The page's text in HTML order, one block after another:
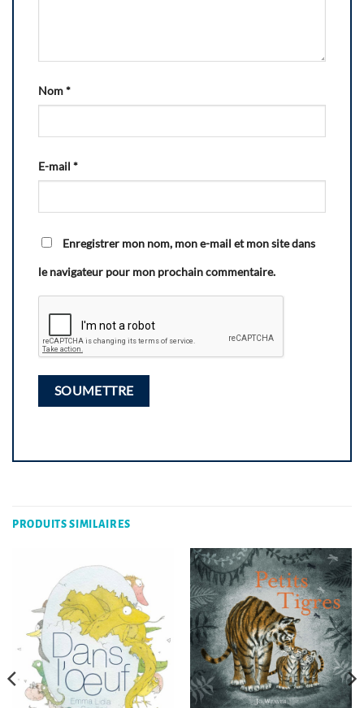
Nom*
E-mail *
Enregistrer mon nom, mon e-mail et mon site dans
le navigateur pour mon prochain commentaire.
PRODUITS SIMILAIRES